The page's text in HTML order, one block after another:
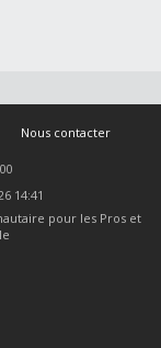
Nous contacter
14:41
pour les Pros et